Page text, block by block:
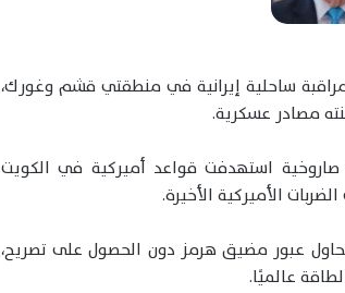
ساحلية إيرانية في منطقتي قشم وغورك،
مصادر عسكرية.
استهدفت قواعد أميركية في الكويت
الأميركية الأخيرة.
تحاول عبور مضيق هرمز دون الحصول على تصريح،
عالميًا.